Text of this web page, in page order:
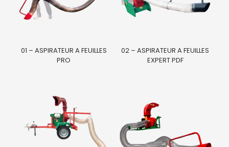
01 – ASPIRATEUR A FEUILLES
PRO
02 – ASPIRATEUR A FEUILLES
EXPERT PDF